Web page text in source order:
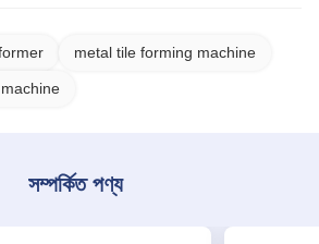
metal tile forming machine
সম্পর্কিত পণ্য